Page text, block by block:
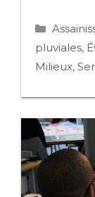
pluviales,
Milieux,